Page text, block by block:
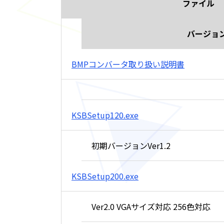
ファイル
バージョ
BMPコンバータ取り扱い説明書
KSBSetup120.exe
初期バージョンVer1.2
KSBSetup200.exe
Ver2.0 VGAサイズ対応 256色対応